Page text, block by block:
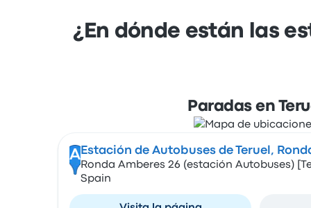
¿En dónde están las
Paradas en
A Estación de Autobuses de Teruel,
Ronda Amberes 26 (estación Autobuses)
Spain